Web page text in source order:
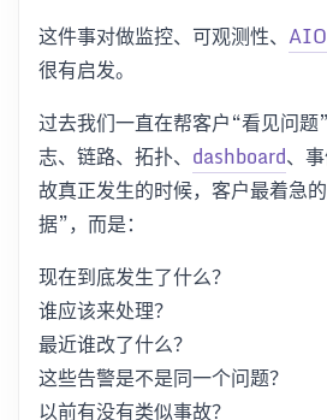
这件事对做监控、可观测性、
很有启发。
过去我们一直在帮客户“看见问题
志、链路、拓扑、 dashboard、
故真正发生的时候，客户最着急
据”，而是：
现在到底发生了什么？
谁应该来处理？
最近谁改了什么？
这些告警是不是同一个问题？
以前有没有类似事故？